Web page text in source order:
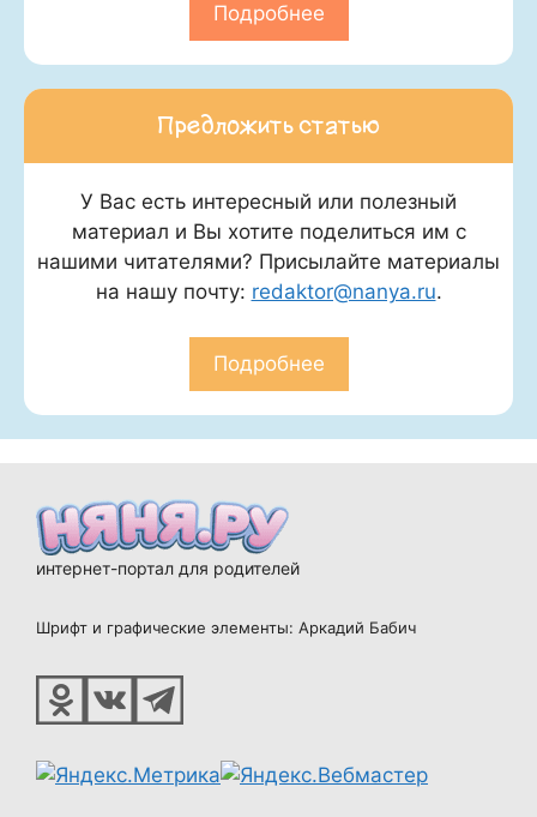
Подробнее
Предложить статью
У Вас есть интересный или полезный
материал и Вы хотите поделиться им с
нашими читателями? Присылайте материалы
на нашу почту: redaktor@nanya.ru.
Подробнее
интернет-портал для родителей
Шрифт и графические элементы: Аркадий Бабич